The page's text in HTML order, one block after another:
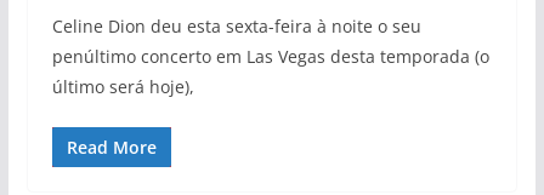
Celine Dion deu esta sexta-feira à noite o seu
penúltimo concerto em Las Vegas desta temporada (o
último será hoje),
Read More